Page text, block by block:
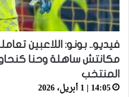
فيديو.. بونو: اللاعبين
مكانتش ساهلة وحنا
المنتخب
14:05 | 1 أبريل، 2026